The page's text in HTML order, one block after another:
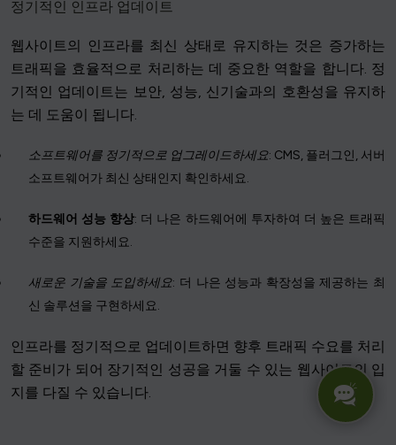
정기적인 인프라 업데이트
웹사이트의 인프라를 최신 상태로 유지하는 것은 증가하는
트래픽을 효율적으로 처리하는 데 중요한 역할을 합니다. 정
기적인 업데이트는 보안, 성능, 신기술과의 호환성을 유지하
는 데 도움이 됩니다.
소프트웨어를 정기적으로 업그레이드하세요: CMS, 플러그인, 서버
소프트웨어가 최신 상태인지 확인하세요.
하드웨어 성능 향상: 더 나은 하드웨어에 투자하여 더 높은 트래픽
수준을 지원하세요.
새로운 기술을 도입하세요: 더 나은 성능과 확장성을 제공하는 최
신 솔루션을 구현하세요.
인프라를 정기적으로 업데이트하면 향후 트래픽 수요를 처리
할 준비가 되어 장기적인 성공을 거둘 수 있는 웹사이트의 입
지를 다질 수 있습니다.